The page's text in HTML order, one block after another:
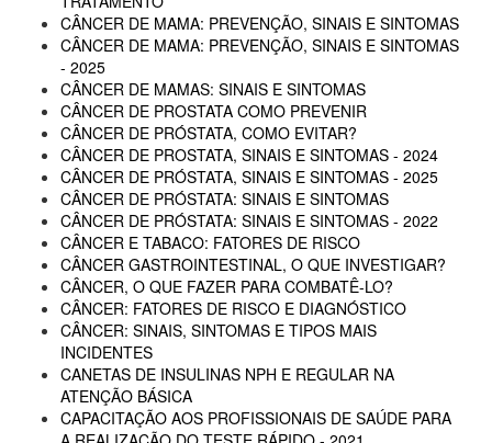
CÂNCER DE MAMA: PREVENÇÃO, SINAIS E SINTOMAS
CÂNCER DE MAMA: PREVENÇÃO, SINAIS E SINTOMAS
- 2025
CÂNCER DE MAMAS: SINAIS E SINTOMAS
CÂNCER DE PROSTATA COMO PREVENIR
CÂNCER DE PRÓSTATA, COMO EVITAR?
CÂNCER DE PROSTATA, SINAIS E SINTOMAS - 2024
CÂNCER DE PRÓSTATA, SINAIS E SINTOMAS - 2025
CÂNCER DE PRÓSTATA: SINAIS E SINTOMAS
CÂNCER DE PRÓSTATA: SINAIS E SINTOMAS - 2022
CÂNCER E TABACO: FATORES DE RISCO
CÂNCER GASTROINTESTINAL, O QUE INVESTIGAR?
CÂNCER, O QUE FAZER PARA COMBATÊ-LO?
CÂNCER: FATORES DE RISCO E DIAGNÓSTICO
CÂNCER: SINAIS, SINTOMAS E TIPOS MAIS
INCIDENTES
CANETAS DE INSULINAS NPH E REGULAR NA
ATENÇÃO BÁSICA
CAPACITAÇÃO AOS PROFISSIONAIS DE SAÚDE PARA